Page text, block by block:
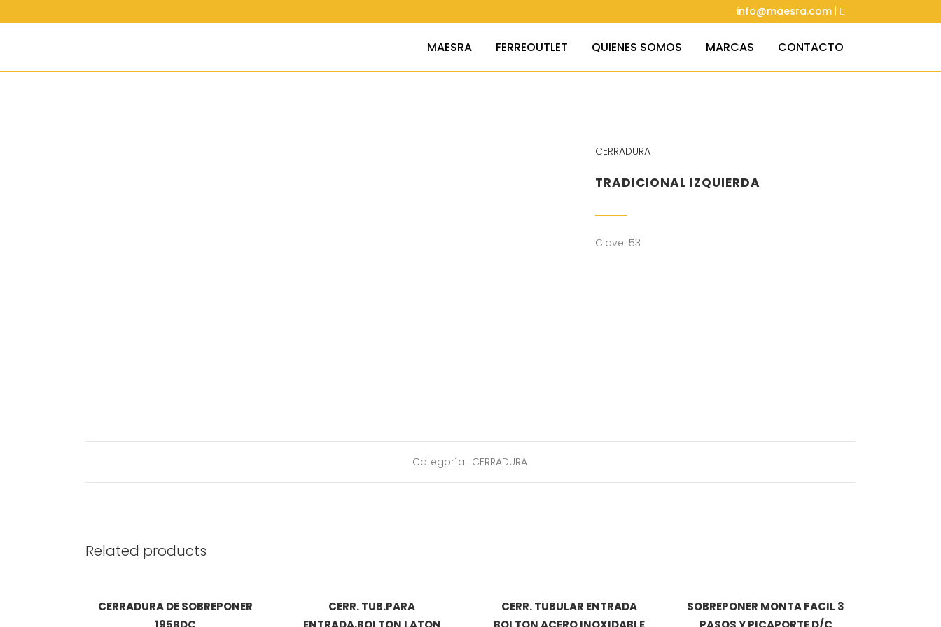
info@maesra.com
MAESRA FERREOUTLET QUIENES SOMOS MARCAS CONTACTO
CERRADURA
TRADICIONAL IZQUIERDA
Clave: 53
Categoría: CERRADURA
Related products
CERRADURA DE SOBREPONER
CERR. TUB.PARA
CERR. TUBULAR ENTRADA
SOBREPONER MONTA FACIL 3